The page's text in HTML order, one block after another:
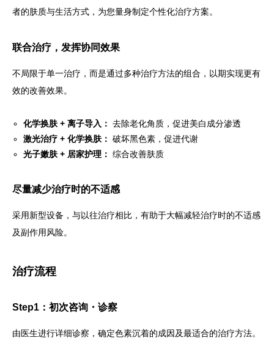
者的肤质与生活方式，为您量身制定个性化治疗方案。
联合治疗，发挥协同效果
不局限于单一治疗，而是通过多种治疗方法的组合，以期实现更有
效的改善效果。
化学换肤 + 离子导入： 去除老化角质，促进美白成分渗透
激光治疗 + 化学换肤： 破坏黑色素，促进代谢
光子嫩肤 + 居家护理： 综合改善肤质
尽量减少治疗时的不适感
采用新型设备，与以往治疗相比，有助于大幅减轻治疗时的不适感
及副作用风险。
治疗流程
Step1：初次咨询・诊察
由医生进行详细诊察，确定色素沉着的成因及最适合的治疗方法。